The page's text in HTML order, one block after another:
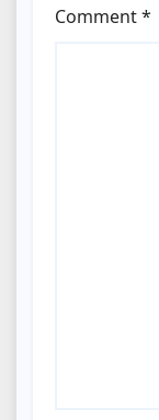
Comment*